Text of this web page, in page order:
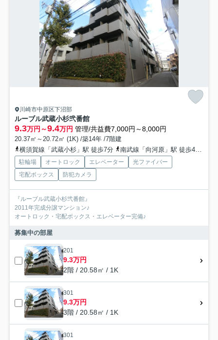
川崎市中原区下沼部
ルーブル武蔵小杉弐番館
9.3万円～9.4万円 管理/共益費7,000円～8,000円
20.37㎡～20.72㎡ (1K) /築14年 /7階建
横須賀線「武蔵小杉」駅 徒歩7分
南武線「向河原」駅 徒歩4分
駐輪場 オートロック エレベーター
光ファイバー
宅配ボックス
防犯カメラ
『ルーブル武蔵小杉弐番館』
2011年完成分譲マンション♪
オートロック・宅配ボックス・エレベーター完備♪
募集中の部屋
201
9.3万円
2階 / 20.58㎡ / 1K
301
9.3万円
3階 / 20.58㎡ / 1K
301